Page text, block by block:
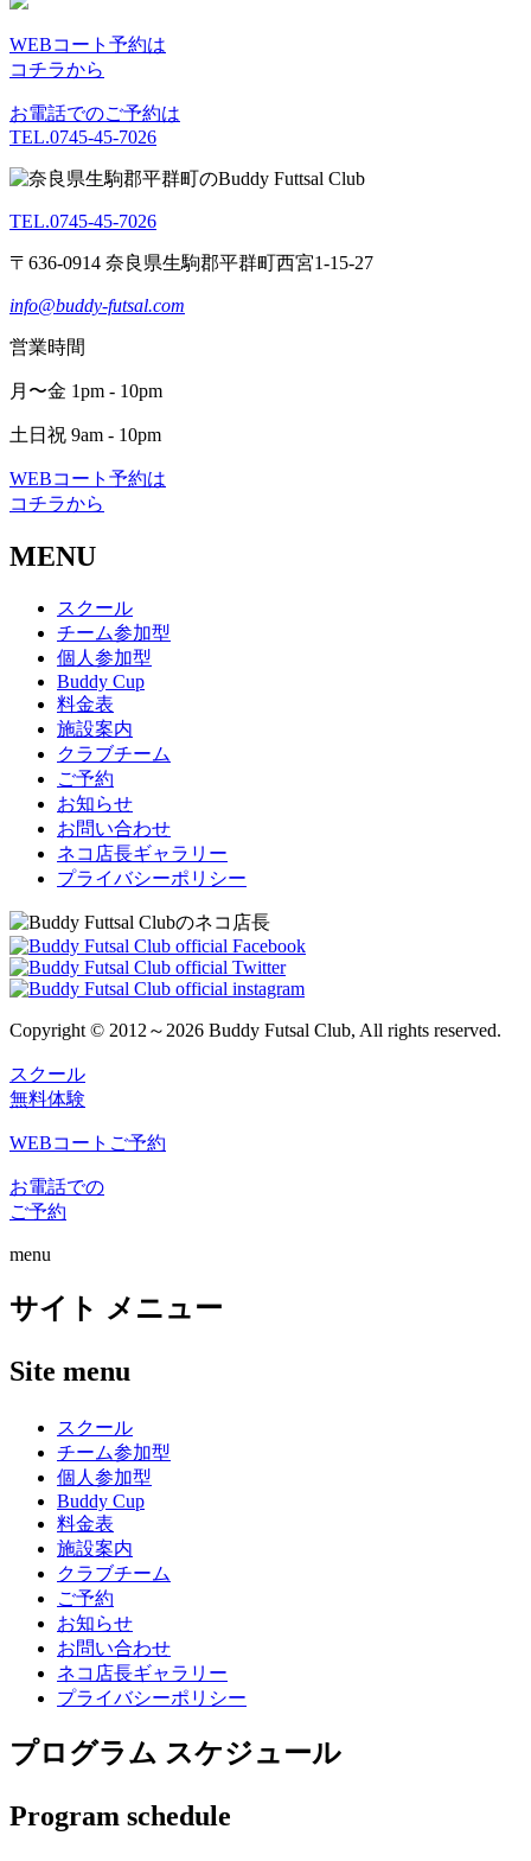
WEBコート予約は
コチラから
お電話でのご予約は
TEL.0745-45-7026
TEL.0745-45-7026
〒636-0914 奈良県生駒郡平群町西宮1-15-27
info@buddy-futsal.com
営業時間
月〜金 1pm - 10pm
土日祝 9am - 10pm
WEBコート予約は
コチラから
MENU
スクール
チーム参加型
個人参加型
Buddy Cup
料金表
施設案内
クラブチーム
ご予約
お知らせ
お問い合わせ
ネコ店長ギャラリー
プライバシーポリシー
Copyright © 2012～2026 Buddy Futsal Club, All rights reserved.
スクール
無料体験
WEBコートご予約
お電話での
ご予約
menu
サイト メニュー
Site menu
スクール
チーム参加型
個人参加型
Buddy Cup
料金表
施設案内
クラブチーム
ご予約
お知らせ
お問い合わせ
ネコ店長ギャラリー
プライバシーポリシー
プログラム スケジュール
Program schedule